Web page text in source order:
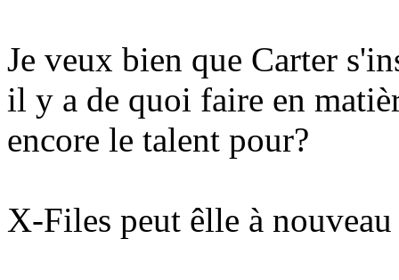
Je veux bien que Carter
il y a de quoi faire en
encore le talent pour?
X-Files peut êlle à